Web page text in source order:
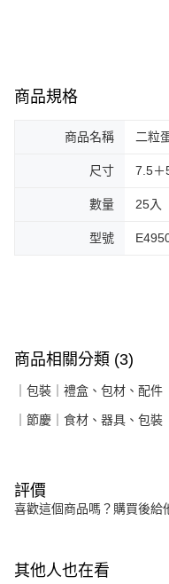
商品規格
商品名稱 二粒
尺寸 7.5＋
數量 25入
型號
商品相關分類 (3)
｜包裝｜禮盒、包材、配件
｜節慶｜食材、器具、包裝
評價
喜歡這個商品嗎？購買後給
其他人也在看